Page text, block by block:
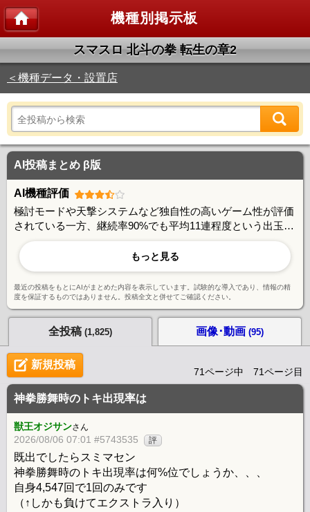
機種別掲示板
スマスロ 北斗の拳 転生の章2
＜機種データ・設置店
AI投稿まとめ β版
AI機種評価
極討モードや天撃システムなど独自性の高いゲーム性が評価
されている一方、継続率90%でも平均11連程度という出玉性
能には期待値とのギャップを感じる声もある。朝一判別やあ
べし短縮など攻略要素は豊富で、やり込み派には好評。ユー
ザー間で活発な情報交換が行われており、コミュニティ形成
に成功している機種と言える。
もっと見る
最近の投稿をもとにAIがまとめた内容を表示しています。試験的な導入であり、情報の精
度を保証するものではありません。投稿全文と併せてご確認ください。
全投稿 (1,825) 画像･動画 (95)
新規投稿
71ページ中 71ページ目
神拳勝舞時のトキ出現率は
獣王オジサンさん
2026/08/06 07:01 #5743535 評
既出でしたらスミマセン
神拳勝舞時のトキ出現率は何%位でしょうか、、、
自身4,547回で1回のみです
（↑しかも負けてエクストラ入り）